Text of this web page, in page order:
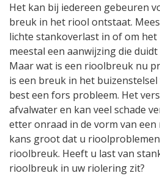
Het kan bij iedereen gebeuren
breuk in het riool ontstaat.
lichte stankoverlast in of om het
meestal een aanwijzing die
Maar wat is een rioolbreuk nu
is een breuk in het
best een fors probleem. Het
afvalwater en kan veel schade
etter onraad in de vorm van een
kans groot dat u
rioolbreuk. Heeft u last van
rioolbreuk in uw riolering zit?